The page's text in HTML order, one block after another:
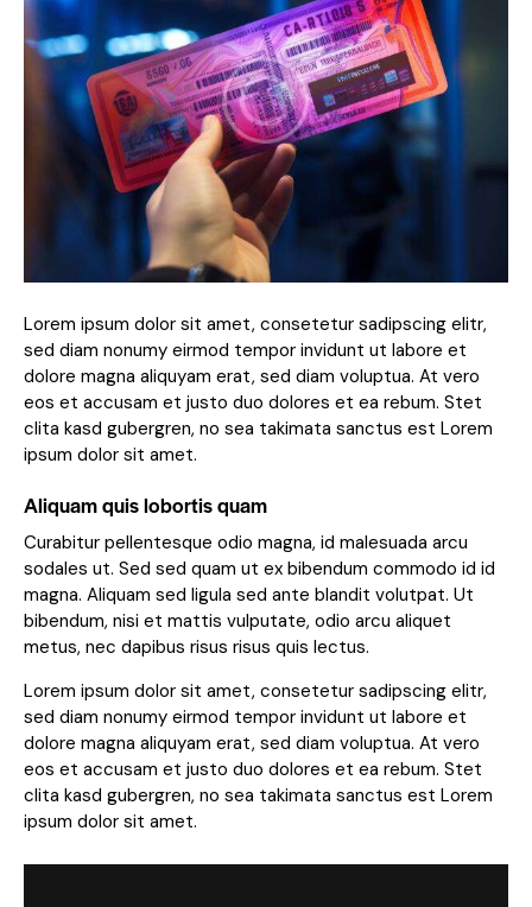
Lorem ipsum dolor sit amet, consetetur sadipscing elitr,
sed diam nonumy eirmod tempor invidunt ut labore et
dolore magna aliquyam erat, sed diam voluptua. At vero
eos et accusam et justo duo dolores et ea rebum. Stet
clita kasd gubergren, no sea takimata sanctus est Lorem
ipsum dolor sit amet.
Aliquam quis lobortis quam
Curabitur pellentesque odio magna, id malesuada arcu
sodales ut. Sed sed quam ut ex bibendum commodo id id
magna. Aliquam sed ligula sed ante blandit volutpat. Ut
bibendum, nisi et mattis vulputate, odio arcu aliquet
metus, nec dapibus risus risus quis lectus.
Lorem ipsum dolor sit amet, consetetur sadipscing elitr,
sed diam nonumy eirmod tempor invidunt ut labore et
dolore magna aliquyam erat, sed diam voluptua. At vero
eos et accusam et justo duo dolores et ea rebum. Stet
clita kasd gubergren, no sea takimata sanctus est Lorem
ipsum dolor sit amet.